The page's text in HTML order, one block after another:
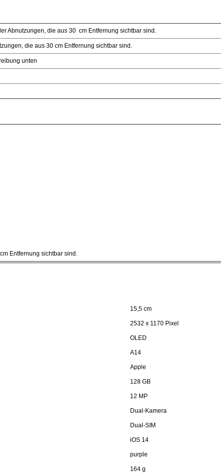
Abnutzungen, die aus 30 cm Entfernung sichtbar sind.
die aus 30 cm Entfernung sichtbar sind.
unten
Entfernung sichtbar sind.
15,5 cm
2532 x 1170 Pixel
OLED
A14
Apple
128 GB
12 MP
Dual-Kamera
Dual-SIM
iOS 14
purple
164 g